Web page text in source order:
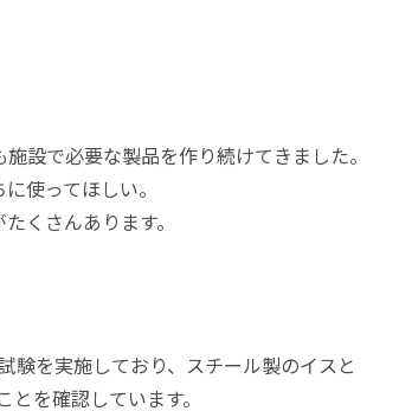
設で必要な製品を作り続けてきました。
使ってほしい。
くさんあります。
験を実施しており、スチール製のイスと
を確認しています。